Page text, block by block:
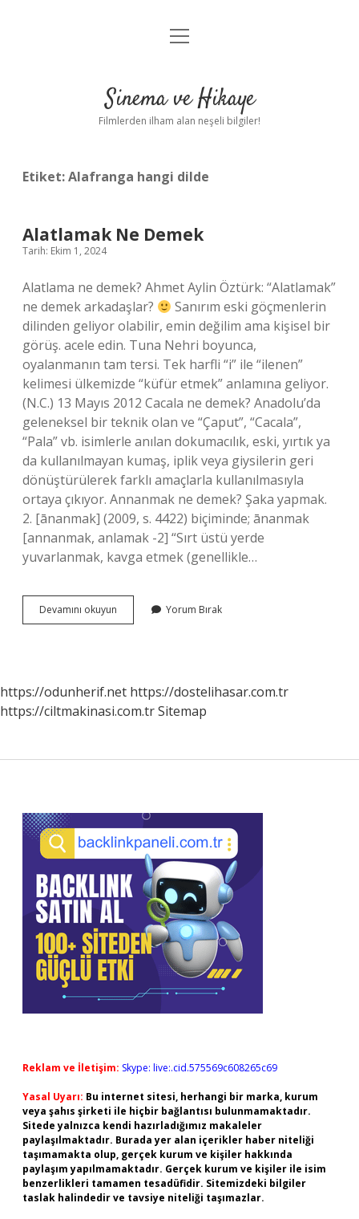
Gizlilik Politikası
Yasal Uyarı
menüyü
Sinema ve Hikaye
Filmlerden ilham alan neşeli bilgiler!
Etiket:Alafranga hangi dilde
Alatlamak Ne Demek
Tarih: Ekim 1, 2024
Alatlama ne demek? Ahmet Aylin Öztürk: “Alatlamak”
ne demek arkadaşlar?
Sanırım eski göçmenlerin
dilinden geliyor olabilir, emin değilim ama kişisel bir
görüş. acele edin. Tuna Nehri boyunca,
oyalanmanın tam tersi. Tek harfli “i” ile “ilenen”
kelimesi ülkemizde “küfür etmek” anlamına geliyor.
(N.C.) 13 Mayıs 2012 Cacala ne demek? Anadolu’da
geleneksel bir teknik olan ve “Çaput”, “Cacala”,
“Pala” vb. isimlerle anılan dokumacılık, eski, yırtık ya
da kullanılmayan kumaş, iplik veya giysilerin geri
dönüştürülerek farklı amaçlarla kullanılmasıyla
ortaya çıkıyor. Annanmak ne demek? Şaka yapmak.
2. [ānanmak] (2009, s. 4422) biçiminde; ānanmak
[annanmak, anlamak -2] “Sırt üstü yerde
yuvarlanmak, kavga etmek (genellikle…
Devamını okuyun Alatlamak
Ne
Yorum Bırak
https://odunherif.net https://dostelihasar.com.tr
https://ciltmakinasi.com.trSitemap
Sidebar
Reklam ve İletişim: Skype: live:.cid.575569c608265c69
Yasal Uyarı: Bu internet sitesi, herhangi bir marka, kurum
veya şahıs şirketi ile hiçbir bağlantısı bulunmamaktadır.
Sitede yalnızca kendi hazırladığımız makaleler
paylaşılmaktadır. Burada yer alan içerikler haber niteliği
taşımamakta olup, gerçek kurum ve kişiler hakkında
paylaşım yapılmamaktadır. Gerçek kurum ve kişiler ile isim
benzerlikleri tamamen tesadüfidir. Sitemizdeki bilgiler
taslak halindedir ve tavsiye niteliği taşımazlar.